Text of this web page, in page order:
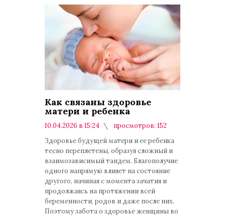
Как связаны здоровье
матери и ребенка
10.04.2026 в 15:24
просмотров: 152
комментариев: 0
Здоровье будущей матери и ее ребенка
тесно переплетены, образуя сложный и
взаимозависимый тандем. Благополучие
одного напрямую влияет на состояние
другого, начиная с момента зачатия и
продолжаясь на протяжении всей
беременности, родов и даже после них.
Поэтому забота о здоровье женщины во